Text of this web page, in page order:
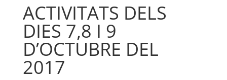
ACTIVITATS DELS
DIES 7,8 I 9
D’OCTUBRE DEL
2017